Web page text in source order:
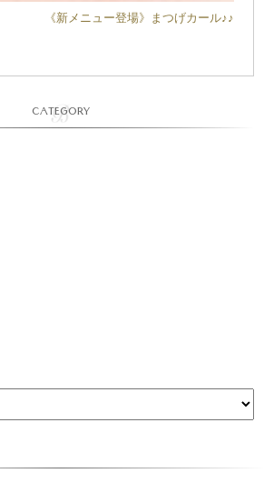
《新メニュー登場》まつげカール♪♪
CATEGORY